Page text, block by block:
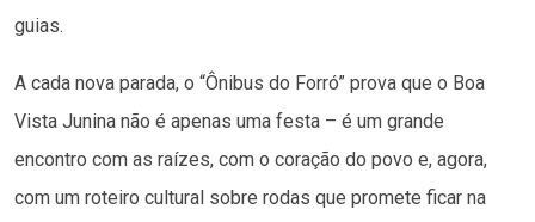
guias.
A cada nova parada, o “Ônibus do Forró” prova que o Boa
Vista Junina não é apenas uma festa – é um grande
encontro com as raízes, com o coração do povo e, agora,
com um roteiro cultural sobre rodas que promete ficar na